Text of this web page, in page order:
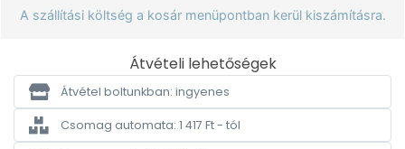
A szállítási költség a kosár menüpontban kerül kiszámításra.
Átvételi lehetőségek
Átvétel boltunkban: ingyenes
Csomag automata: 1 417 Ft - tól